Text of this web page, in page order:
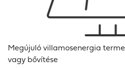
Megújuló villamosenergia
vagy bővítése